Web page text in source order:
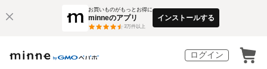
お買いものがもっとお得に
minneのアプリ
3万件以上
インストールする
ログイン